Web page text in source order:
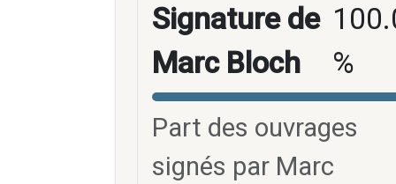
Signature de
Marc Bloch
%
Part des ouvrages
signés par Marc